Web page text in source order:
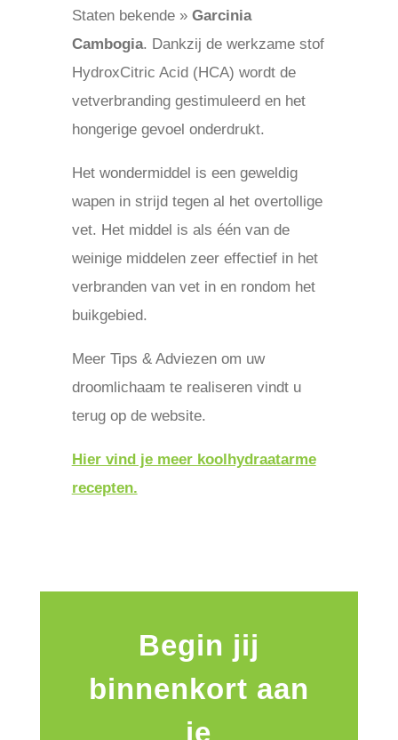
Staten bekende » Garcinia
Cambogia. Dankzij de werkzame stof
HydroxCitric Acid (HCA) wordt de
vetverbranding gestimuleerd en het
hongerige gevoel onderdrukt.
Het wondermiddel is een geweldig
wapen in strijd tegen al het overtollige
vet. Het middel is als één van de
weinige middelen zeer effectief in het
verbranden van vet in en rondom het
buikgebied.
Meer Tips & Adviezen om uw
droomlichaam te realiseren vindt u
terug op de website.
Hier vind je meer koolhydraatarme
recepten.
Begin jij
binnenkort aan
je